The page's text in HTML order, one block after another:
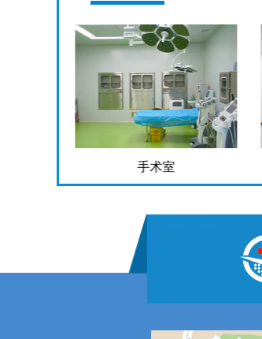
检验科